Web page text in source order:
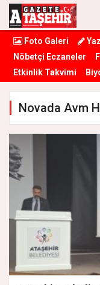
Foto Galeri
Nöbetçi Eczaneler
Etkinlik Takvimi
Novada Avm